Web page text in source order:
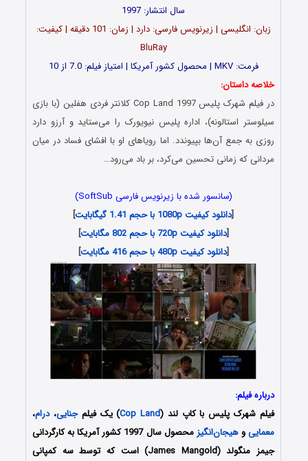
سال انتشار: 1997
زبان: انگلیسی | زیرنویس فارسی: دارد | زمان: 101 دقیقه | کیفیت:
BluRay
فرمت: MKV | محصول کشور آمریکا | امتیاز فیلم: 7.0 از 10
خلاصه داستان:
در فیلم شهرک پلیس Cop Land 1997 کلانتر فردی هفلین (با بازی
سیلوستر استالونه)، اداره پلیس نیویورک را می‌ستاید و آرزو دارد
روزی به جمع آن‌ها بپیوندد. اما رویاهای او با افشای فساد در میان
مردانی که زمانی تحسین می‌کرد، بر باد می‌رود…
(سانسور شده با زیرنویس فارسی SoftSub)
[دانلود کیفیت 1080p با حجم 1.41 گیگابایت
]
[دانلود کیفیت 720p با حجم 802 مگابایت
]
[دانلود کیفیت 480p با حجم 416 مگابایت ]
درباره فیلم:
فیلم شهرک پلیس با کاپ لند (Cop Land) یک فیلمجنایی،درام،
معماییوهیجان‌انگیز
محصول سال 1997 کشور آمریکا به کارگردانی
جیمز منگولد (James Mangold) است که توسط سه کمپانی‌